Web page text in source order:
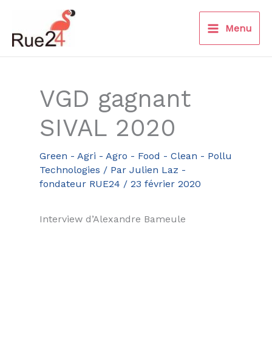
contenu
Menu
VGD gagnant
SIVAL 2020
Green - Agri - Agro - Food - Clean - Pollu
Technologies / Par Julien Laz -
fondateur RUE24 / 23 février 2020
Interview d’Alexandre Bameule